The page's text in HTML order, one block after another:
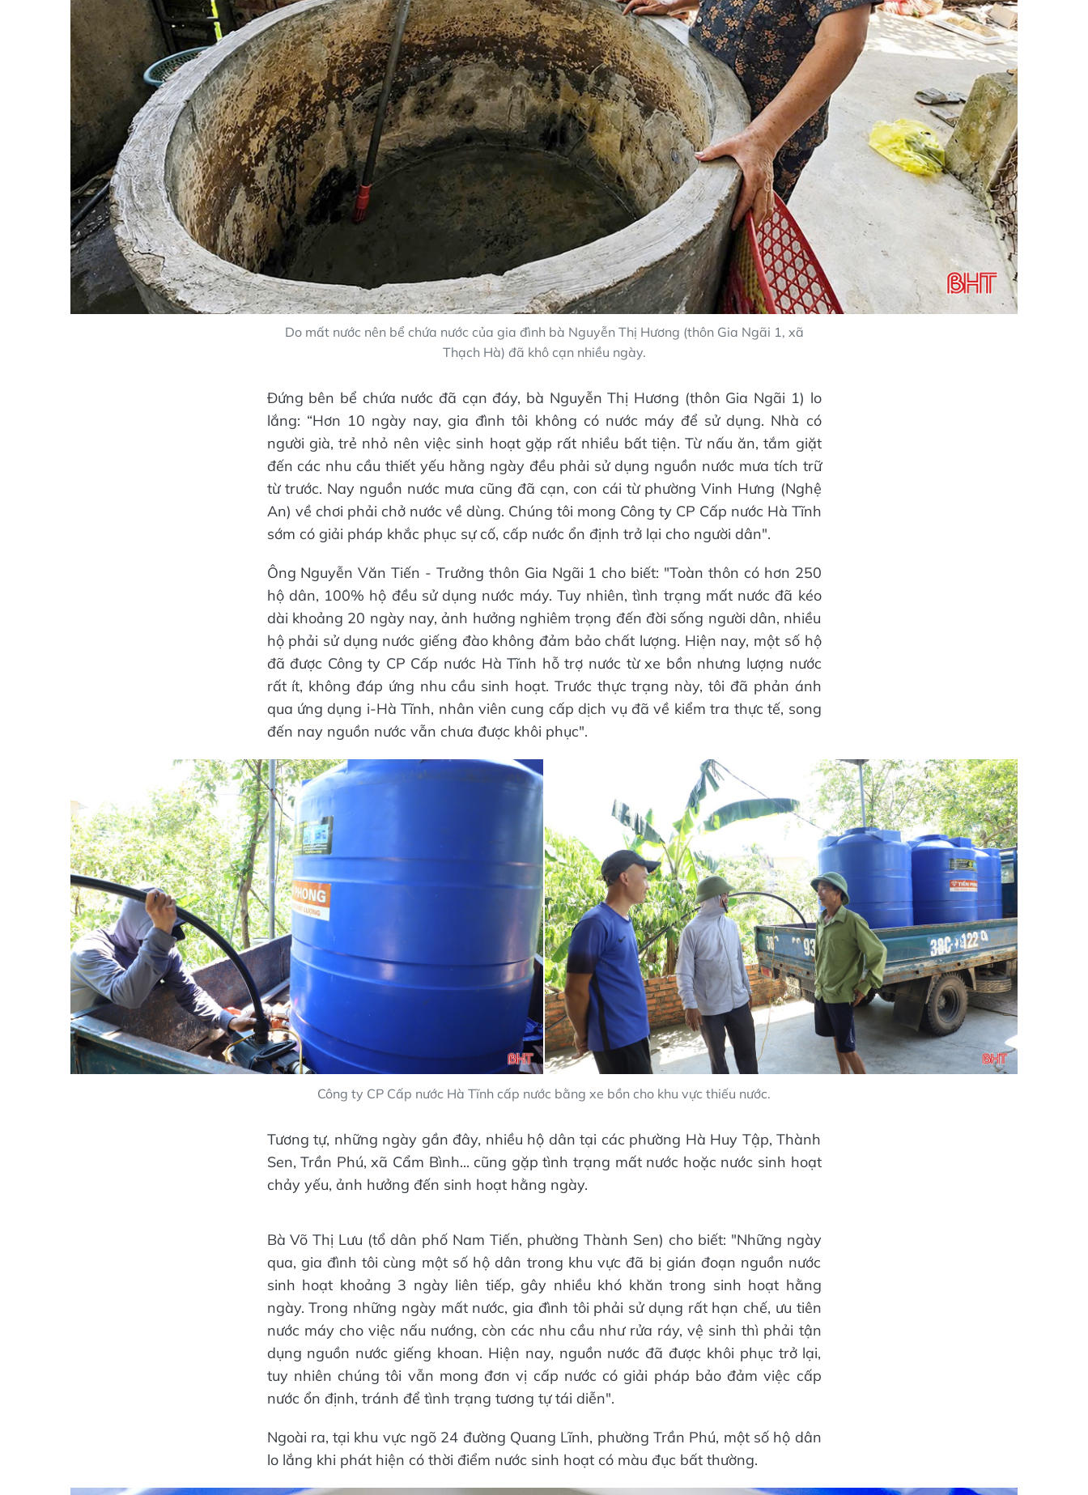
Do mất nước nên bể chứa nước của gia đình bà Nguyễn Thị Hương (thôn Gia Ngãi 1, xã
Thạch Hà) đã khô cạn nhiều ngày.
Đứng bên bể chứa nước đã cạn đáy, bà Nguyễn Thị Hương (thôn Gia Ngãi 1) lo
lắng: “Hơn 10 ngày nay, gia đình tôi không có nước máy để sử dụng. Nhà có
người già, trẻ nhỏ nên việc sinh hoạt gặp rất nhiều bất tiện. Từ nấu ăn, tắm giặt
đến các nhu cầu thiết yếu hằng ngày đều phải sử dụng nguồn nước mưa tích trữ
từ trước. Nay nguồn nước mưa cũng đã cạn, con cái từ phường Vinh Hưng (Nghệ
An) về chơi phải chở nước về dùng. Chúng tôi mong Công ty CP Cấp nước Hà Tĩnh
sớm có giải pháp khắc phục sự cố, cấp nước ổn định trở lại cho người dân".
Ông Nguyễn Văn Tiến - Trưởng thôn Gia Ngãi 1 cho biết: "Toàn thôn có hơn 250
hộ dân, 100% hộ đều sử dụng nước máy. Tuy nhiên, tình trạng mất nước đã kéo
dài khoảng 20 ngày nay, ảnh hưởng nghiêm trọng đến đời sống người dân, nhiều
hộ phải sử dụng nước giếng đào không đảm bảo chất lượng. Hiện nay, một số hộ
đã được Công ty CP Cấp nước Hà Tĩnh hỗ trợ nước từ xe bồn nhưng lượng nước
rất ít, không đáp ứng nhu cầu sinh hoạt. Trước thực trạng này, tôi đã phản ánh
qua ứng dụng i-Hà Tĩnh, nhân viên cung cấp dịch vụ đã về kiểm tra thực tế, song
đến nay nguồn nước vẫn chưa được khôi phục".
Công ty CP Cấp nước Hà Tĩnh cấp nước bằng xe bồn cho khu vực thiếu nước.
Tương tự, những ngày gần đây, nhiều hộ dân tại các phường Hà Huy Tập, Thành
Sen, Trần Phú, xã Cẩm Bình... cũng gặp tình trạng mất nước hoặc nước sinh hoạt
chảy yếu, ảnh hưởng đến sinh hoạt hằng ngày.
Bà Võ Thị Lưu (tổ dân phố Nam Tiến, phường Thành Sen) cho biết: "Những ngày
qua, gia đình tôi cùng một số hộ dân trong khu vực đã bị gián đoạn nguồn nước
sinh hoạt khoảng 3 ngày liên tiếp, gây nhiều khó khăn trong sinh hoạt hằng
ngày. Trong những ngày mất nước, gia đình tôi phải sử dụng rất hạn chế, ưu tiên
nước máy cho việc nấu nướng, còn các nhu cầu như rửa ráy, vệ sinh thì phải tận
dụng nguồn nước giếng khoan. Hiện nay, nguồn nước đã được khôi phục trở lại,
tuy nhiên chúng tôi vẫn mong đơn vị cấp nước có giải pháp bảo đảm việc cấp
nước ổn định, tránh để tình trạng tương tự tái diễn".
Ngoài ra, tại khu vực ngõ 24 đường Quang Lĩnh, phường Trần Phú, một số hộ dân
lo lắng khi phát hiện có thời điểm nước sinh hoạt có màu đục bất thường.